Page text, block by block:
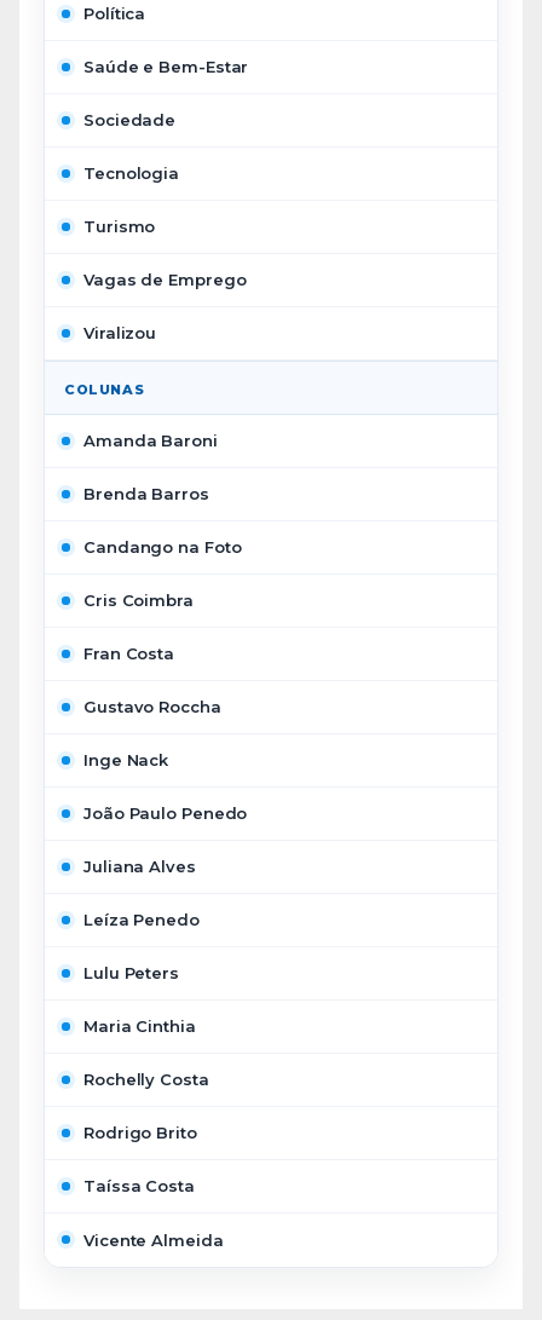
Política
Saúde e Bem-Estar
Sociedade
Tecnologia
Turismo
Vagas de Emprego
Viralizou
COLUNAS
Amanda Baroni
Brenda Barros
Candango na Foto
Cris Coimbra
Fran Costa
Gustavo Roccha
Inge Nack
João Paulo Penedo
Juliana Alves
Leíza Penedo
Lulu Peters
Maria Cinthia
Rochelly Costa
Rodrigo Brito
Taíssa Costa
Vicente Almeida